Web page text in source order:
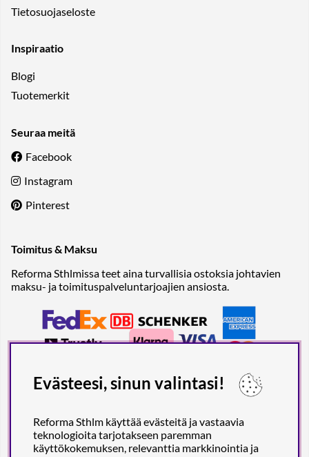
Tietosuojaseloste
Inspiraatio
Blogi
Tuotemerkit
Seuraa meitä
Facebook
Instagram
Pinterest
Toimitus & Maksu
Reforma Sthlmissa teet aina turvallisia ostoksia johtavien
maksu- ja toimituspalveluntarjoajien ansiosta.
Evästeesi, sinun valintasi!
Reforma Sthlm käyttää evästeitä ja vastaavia
teknologioita tarjotakseen paremman
käyttökokemuksen, relevanttia markkinointia ja